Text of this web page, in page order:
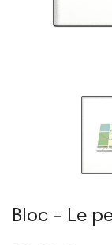
Bloc - Le